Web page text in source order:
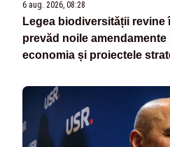
6 aug. 2026, 08:28
Legea biodiversității
prevăd noile
economia și proiectele